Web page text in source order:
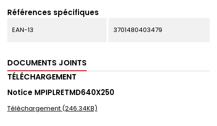
Références spécifiques
EAN-13 3701480403479
DOCUMENTS JOINTS
TÉLÉCHARGEMENT
Notice MPIPLRETMD640X250
Téléchargement (246.34KB)